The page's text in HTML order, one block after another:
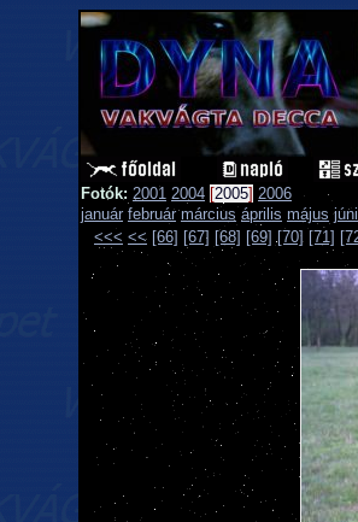
Fotók: 2001 2004 [2005] 2006
január február március április május
<<< << [66] [67] [68] [69] [70] [71]